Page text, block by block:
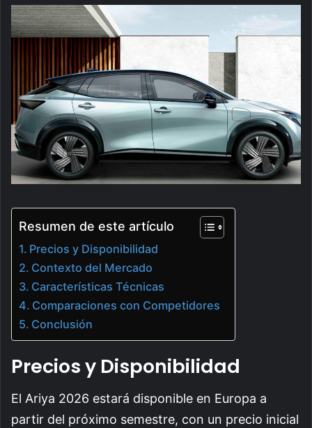
Resumen de este artículo
Precios y Disponibilidad
Contexto del Mercado
Características Técnicas
Comparaciones con Competidores
Conclusión
Precios y Disponibilidad
El Ariya 2026 estará disponible en Europa a
partir del próximo semestre, con un precio inicial